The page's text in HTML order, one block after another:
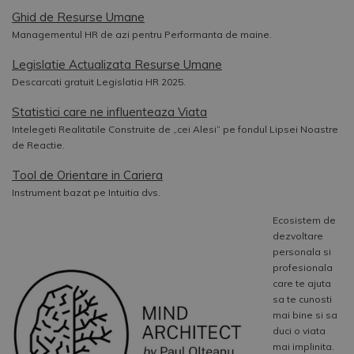
Ghid de Resurse Umane
Managementul HR de azi pentru Performanta de maine.
Legislatie Actualizata Resurse Umane
Descarcati gratuit Legislatia HR 2025.
Statistici care ne influenteaza Viata
Intelegeti Realitatile Construite de „cei Alesi” pe fondul Lipsei Noastre
de Reactie.
Tool de Orientare in Cariera
Instrument bazat pe Intuitia dvs.
Ecosistem de
dezvoltare
personala si
profesionala
care te ajuta
sa te cunosti
mai bine si sa
duci o viata
mai implinita.